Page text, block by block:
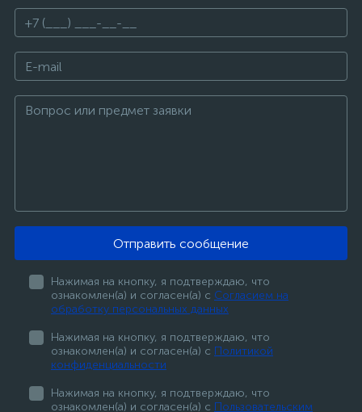
Отправить сообщение
Нажимая на кнопку, я подтверждаю, что
ознакомлен(а) и согласен(а) с Согласием на
обработку персональных данных
Нажимая на кнопку, я подтверждаю, что
ознакомлен(а) и согласен(а) с Политикой
конфиденциальности
Нажимая на кнопку, я подтверждаю, что
ознакомлен(а) и согласен(а) с Пользовательским